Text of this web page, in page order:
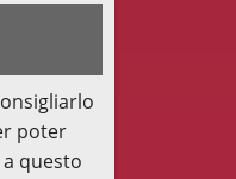
poter
questo